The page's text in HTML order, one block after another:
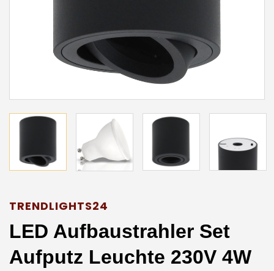
TRENDLIGHTS24
LED Aufbaustrahler Set
Aufputz Leuchte 230V 4W